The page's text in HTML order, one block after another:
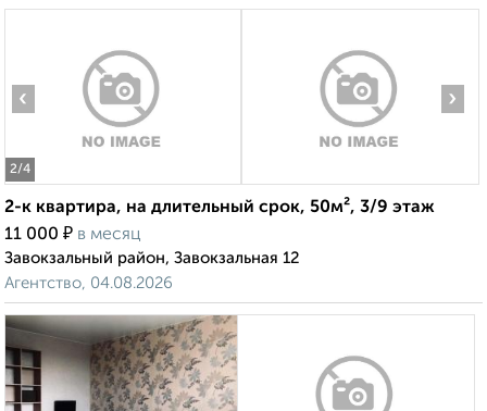
2/4
‹ ›
2-к квартира, на длительный срок, 50м², 3/9 этаж
11 000 ₽ в месяц
Завокзальный район, Завокзальная 12
Агентство, 04.08.2026